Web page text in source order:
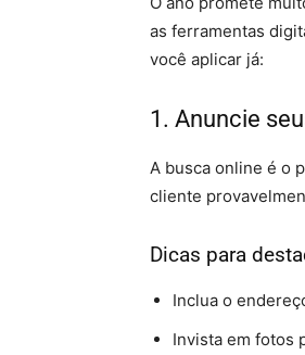
as ferramentas
você aplicar já:
1. Anuncie
A busca online é o
cliente
Dicas para
Inclua o
Invista em fotos